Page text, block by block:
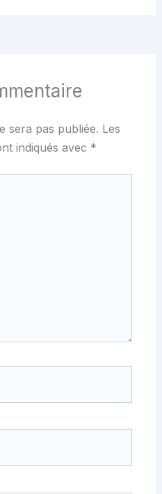
sera pas publiée. Les
indiqués avec *